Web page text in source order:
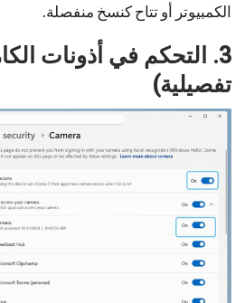
الكمبيوتر أو تتاح كنسخ منفصلة.
3. التحكم في أذونات
تفصيلية)